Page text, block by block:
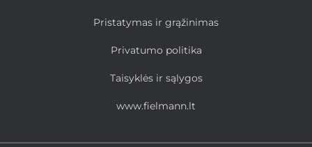
Pristatymas ir grąžinimas
Privatumo politika
Taisyklės ir sąlygos
www.fielmann.lt